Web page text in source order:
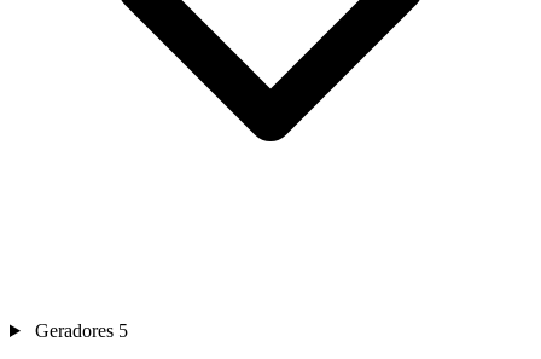
Geradores 5